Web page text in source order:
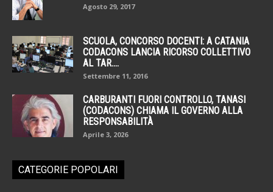
Agosto 29, 2017
SCUOLA, CONCORSO DOCENTI: A CATANIA
CODACONS LANCIA RICORSO COLLETTIVO
AL TAR....
Settembre 11, 2016
CARBURANTI FUORI CONTROLLO, TANASI
(CODACONS) CHIAMA IL GOVERNO ALLA
RESPONSABILITÀ
Aprile 3, 2026
CATEGORIE POPOLARI